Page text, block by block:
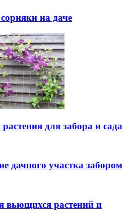
на даче
для забора и сада
дачного участка забором
вьющихся растений и